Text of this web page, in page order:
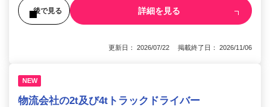
後で見る 詳細を見る
更新日： 2026/07/22 掲載終了日： 2026/11/06
NEW
物流会社の2t及び4tトラックドライバー